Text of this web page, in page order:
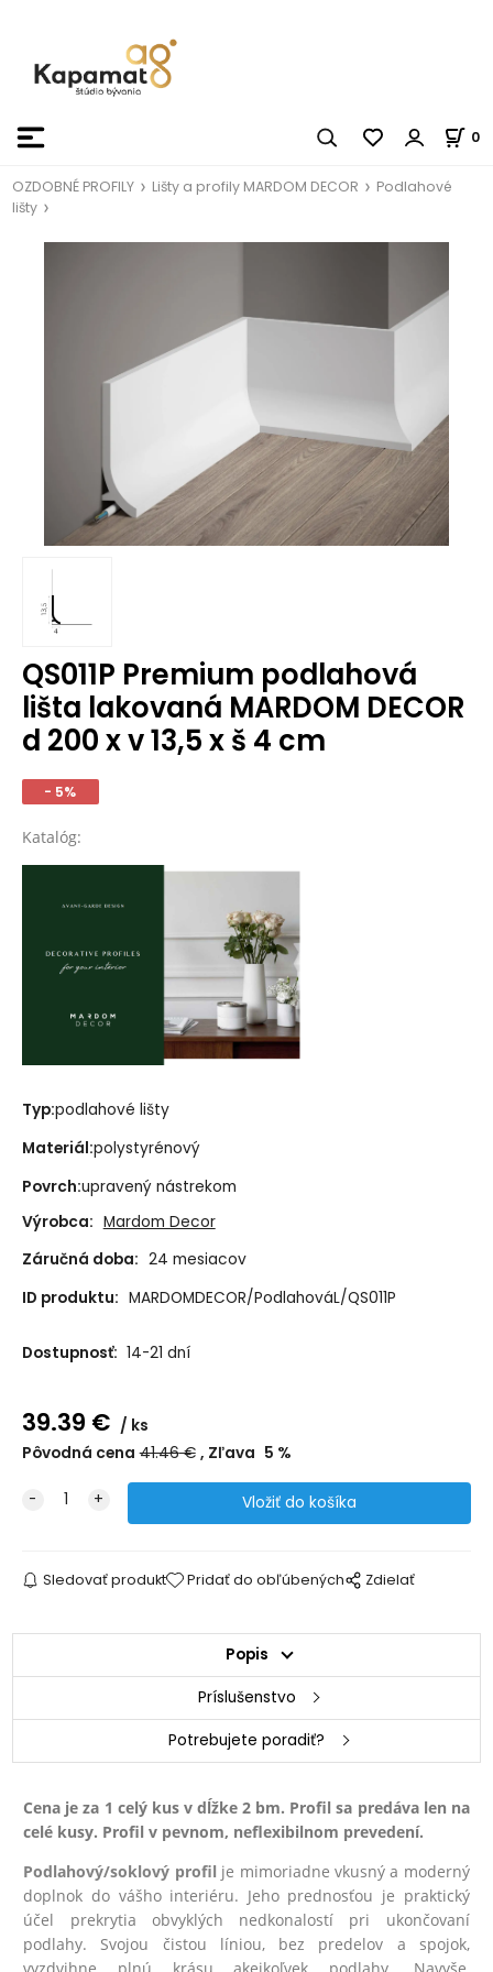
0
OZDOBNÉ PROFILY Lišty a profily MARDOM DECOR
Podlahové
lišty
QS011P Premium podlahová
lišta lakovaná MARDOM DECOR
d 200 x v 13,5 x š 4 cm
- 5%
Katalóg:
Typ:podlahové lišty
Materiál:polystyrénový
Povrch:upravený nástrekom
Výrobca: Mardom Decor
Záručná doba: 24 mesiacov
ID produktu: MARDOMDECOR/PodlahováL/QS011P
Dostupnosť: 14-21 dní
39.39 €
ks
Pôvodná cena 41.46€ Zľava 5 %
Sledovať produkt Pridať do obľúbených Zdielať
Popis
Príslušenstvo
Potrebujete poradiť?
Cena je za 1 celý kus v dĺžke 2 bm. Profil sa predáva len na
celé kusy. Profil v pevnom, neflexibilnom prevedení.
Podlahový/soklový profil je mimoriadne vkusný a moderný
doplnok do vášho interiéru. Jeho prednosťou je praktický
účel prekrytia obvyklých nedkonalostí pri ukončovaní
podlahy. Svojou čistou líniou, bez predelov a spojok,